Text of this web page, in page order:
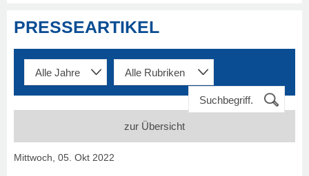
PRESSEARTIKEL
zur Übersicht
Mittwoch, 05. Okt 2022